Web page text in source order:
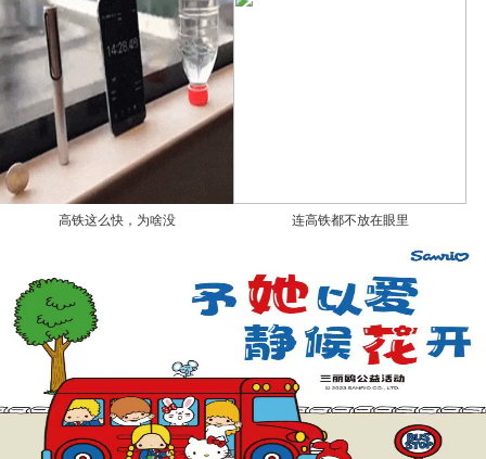
高铁这么快，为啥没 连高铁都不放在眼里